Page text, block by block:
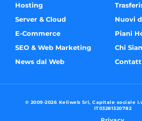
Hosting
Server & Cloud
E-Commerce
SEO & Web Marketing
News dal Web
Nuovi
Piani
Chi
© 2009-2026 Keliweb Srl, Capitale sociale
IT03281320782